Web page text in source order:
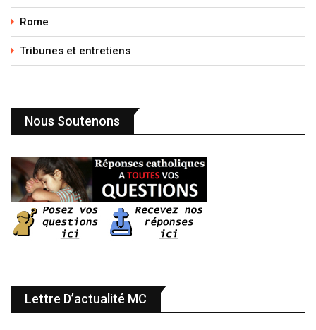
Rome
Tribunes et entretiens
Nous Soutenons
Lettre D’actualité MC